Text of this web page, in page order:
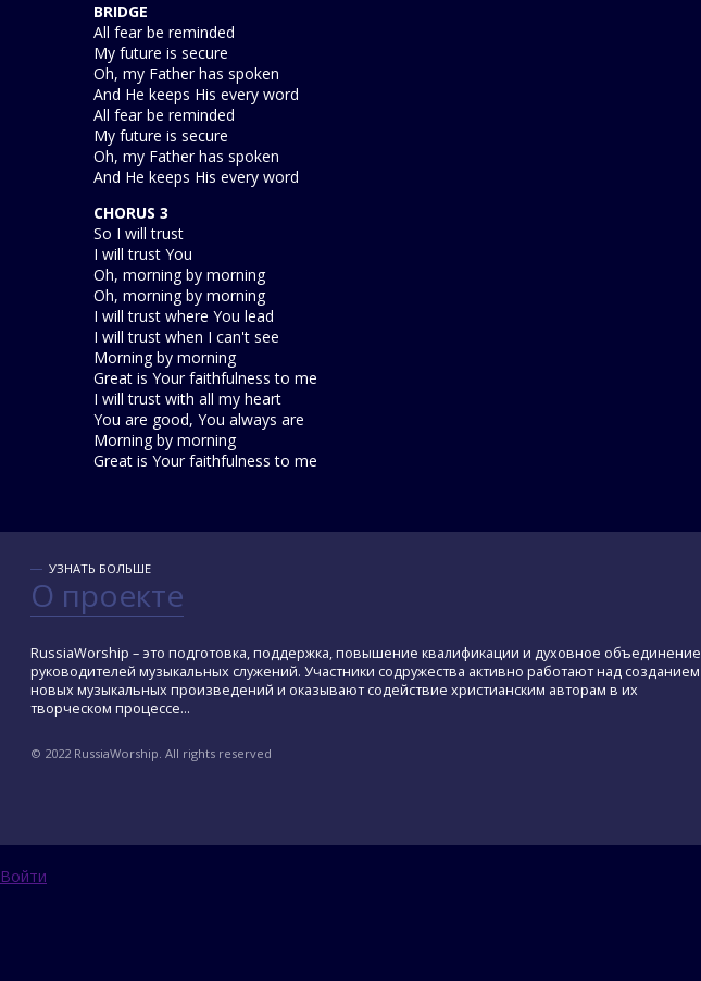
BRIDGE
All fear be reminded
My future is secure
Oh, my Father has spoken
And He keeps His every word
All fear be reminded
My future is secure
Oh, my Father has spoken
And He keeps His every word
CHORUS 3
So I will trust
I will trust You
Oh, morning by morning
Oh, morning by morning
I will trust where You lead
I will trust when I can't see
Morning by morning
Great is Your faithfulness to me
I will trust with all my heart
You are good, You always are
Morning by morning
Great is Your faithfulness to me
УЗНАТЬ БОЛЬШЕ
О проекте
RussiaWorship – это подготовка, поддержка, повышение квалификации и духовное объединение
руководителей музыкальных служений. Участники содружества активно работают над созданием
новых музыкальных произведений и оказывают содействие христианским авторам в их
творческом процессе...
© 2022 RussiaWorship. All rights reserved
Войти